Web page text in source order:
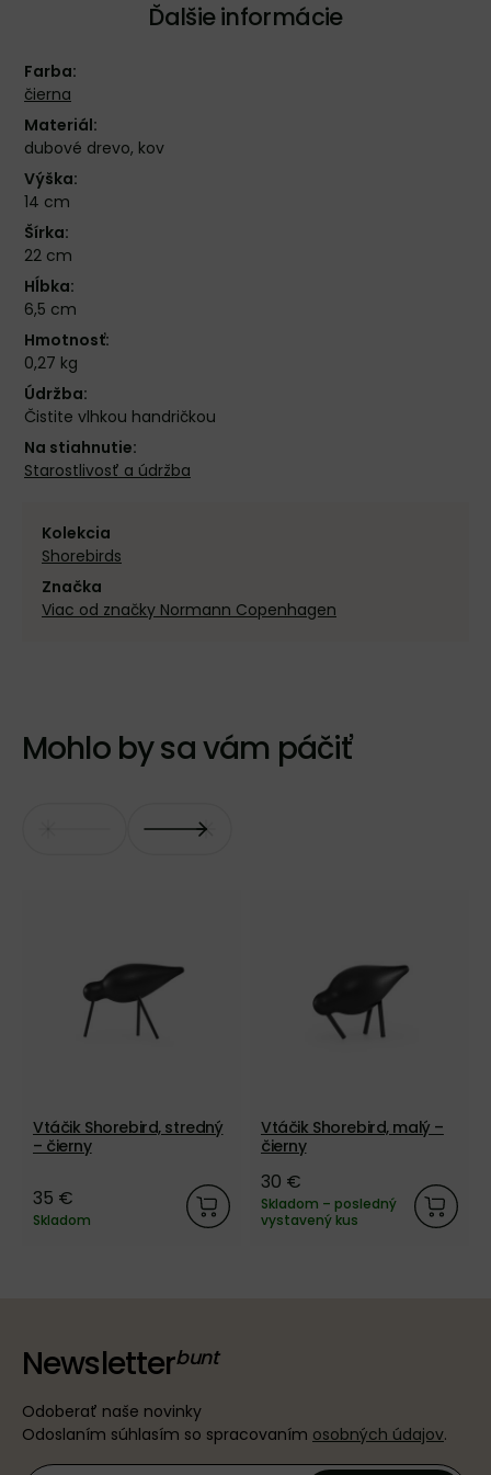
Ďalšie informácie
Farba:
čierna
Materiál:
dubové drevo, kov
Výška:
14 cm
Šírka:
22 cm
Hĺbka:
6,5 cm
Hmotnosť:
0,27 kg
Údržba:
Čistite vlhkou handričkou
Na stiahnutie:
Starostlivosť a údržba
Kolekcia
Shorebirds
Značka
Viac od značky Normann Copenhagen
Mohlo by sa vám páčiť
Vtáčik Shorebird, stredný
– čierny
35 €
Skladom
Vtáčik Shorebird, malý –
čierny
30 €
Skladom – posledný
vystavený kus
Newsletter
Odoberať naše novinky
Odoslaním súhlasím so spracovaním osobných údajov.